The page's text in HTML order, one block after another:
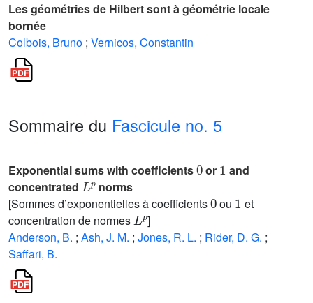
Les géométries de Hilbert sont à géométrie locale
bornée
Colbois, Bruno ; Vernicos, Constantin
Sommaire du Fascicule no. 5
Exponential sums with coefficients or
and
concentrated
Lp
norms
[Sommes d’exponentielles à coefficients
ou
et
concentration de normes
Lp
]
Anderson, B. ; Ash, J. M. ; Jones, R. L. ; Rider, D. G. ;
Saffari, B.